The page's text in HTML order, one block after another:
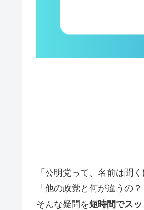
「公明党って、名前は聞
「他の政党と何が違うの？
そんな疑問を短時間でス